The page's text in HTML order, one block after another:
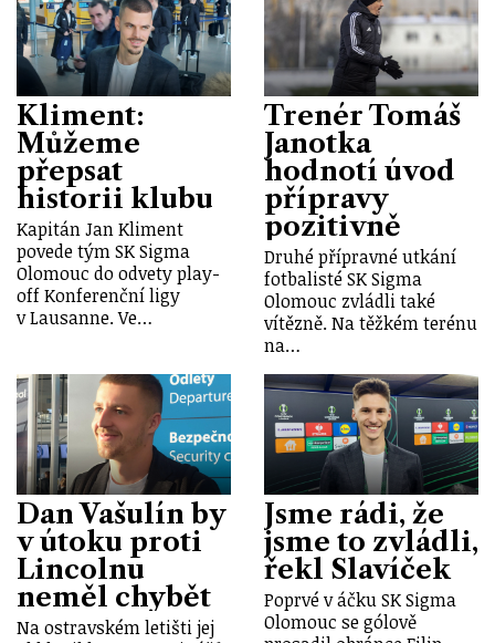
Kliment:
Můžeme
přepsat
historii klubu
Kapitán Jan Kliment
povede tým SK Sigma
Olomouc do odvety play-
off Konferenční ligy
v Lausanne. Ve…
Trenér Tomáš
Janotka
hodnotí úvod
přípravy
pozitivně
Druhé přípravné utkání
fotbalisté SK Sigma
Olomouc zvládli také
vítězně. Na těžkém terénu
na…
Dan Vašulín by
v útoku proti
Lincolnu
neměl chybět
Na ostravském letišti jej
Jsme rádi, že
jsme to zvládli,
řekl Slavíček
Poprvé v áčku SK Sigma
Olomouc se gólově